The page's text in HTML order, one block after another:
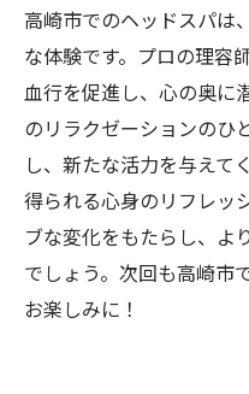
高崎市でのヘッドスパは
な体験です。プロの理容
血行を促進し、心の奥に
のリラクゼーションのひ
し、新たな活力を与えて
得られる心身のリフレッ
ブな変化をもたらし、よ
でしょう。次回も高崎市
お楽しみに！